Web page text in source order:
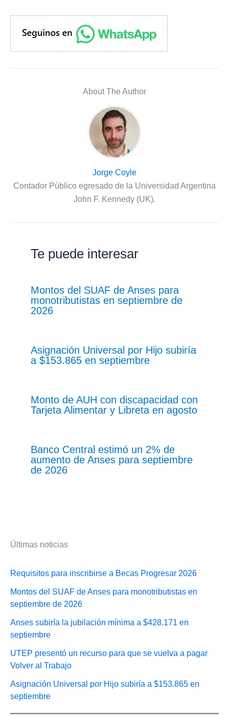
About The Author
Jorge Coyle
Contador Público egresado de la Universidad Argentina
John F. Kennedy (UK).
Te puede interesar
Montos del SUAF de Anses para
monotributistas en septiembre de
2026
Asignación Universal por Hijo subiría
a $153.865 en septiembre
Monto de AUH con discapacidad con
Tarjeta Alimentar y Libreta en agosto
Banco Central estimó un 2% de
aumento de Anses para septiembre
de 2026
Últimas noticias
Requisitos para inscribirse a Becas Progresar 2026
Montos del SUAF de Anses para monotributistas en
septiembre de 2026
Anses subiría la jubilación mínima a $428.171 en
septiembre
UTEP presentó un recurso para que se vuelva a pagar
Volver al Trabajo
Asignación Universal por Hijo subiría a $153.865 en
septiembre